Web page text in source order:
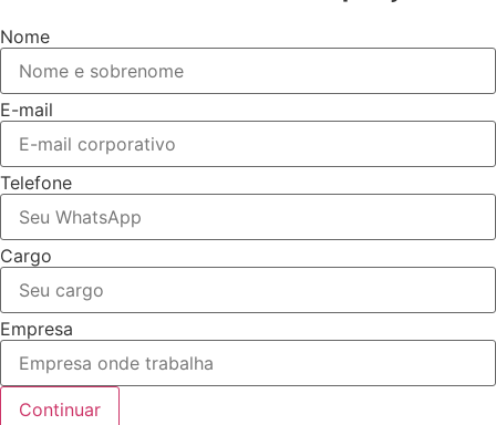
Nome
E-mail
Telefone
Cargo
Empresa
Continuar